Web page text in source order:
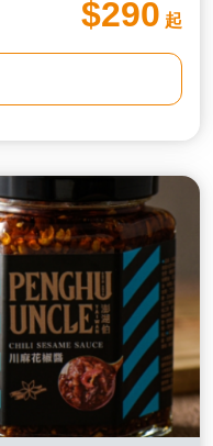
$290 起